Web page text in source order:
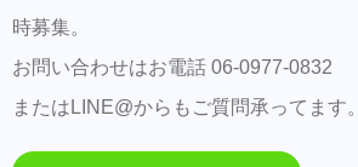
時募集。
お問い合わせはお電話 06-0977-0832
またはLINE@からもご質問承ってます。